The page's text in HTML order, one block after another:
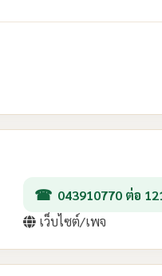
043910770 ต่อ
เว็บไซต์/เพจ